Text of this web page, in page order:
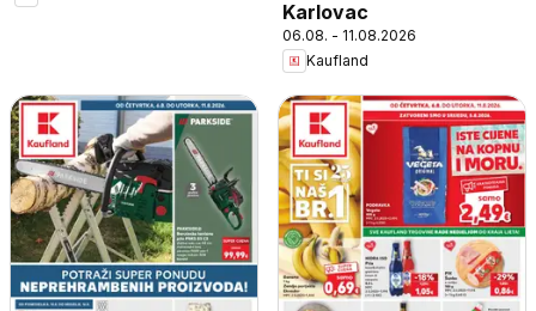
Karlovac
06.08. - 11.08.2026
Kaufland